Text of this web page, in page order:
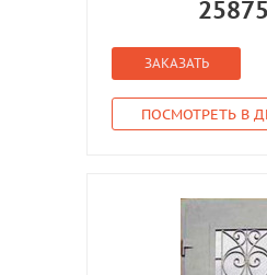
25875
ЗАКАЗАТЬ
ПОСМОТРЕТЬ В